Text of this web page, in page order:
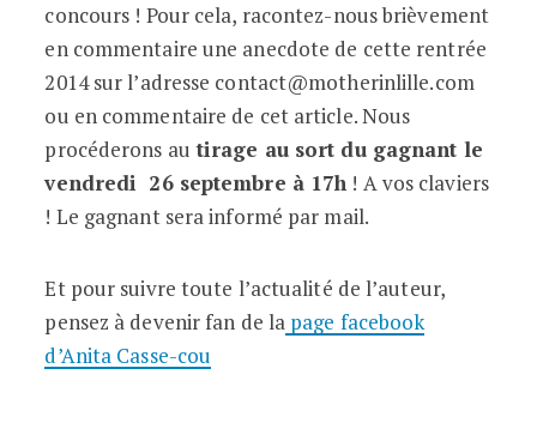
concours ! Pour cela, racontez-nous brièvement
en commentaire une anecdote de cette rentrée
2014 sur l’adresse contact@motherinlille.com
ou en commentaire de cet article. Nous
procéderons au tirage au sort du gagnant le
vendredi 26 septembre à 17h ! A vos claviers
! Le gagnant sera informé par mail.
Et pour suivre toute l’actualité de l’auteur,
pensez à devenir fan de la page facebook
d’Anita Casse-cou